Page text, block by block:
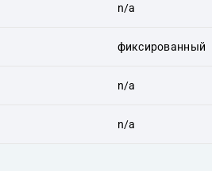
n/a
фиксированный
n/a
n/a